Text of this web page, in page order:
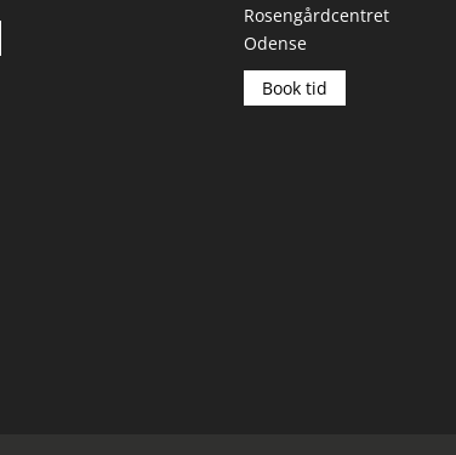
Rosengårdcentret
Odense
Book tid